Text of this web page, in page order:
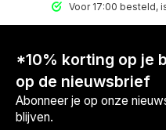
Voor 17:00 besteld,
*10% korting op je
op de nieuwsbrief
Abonneer je op onze
blijven.